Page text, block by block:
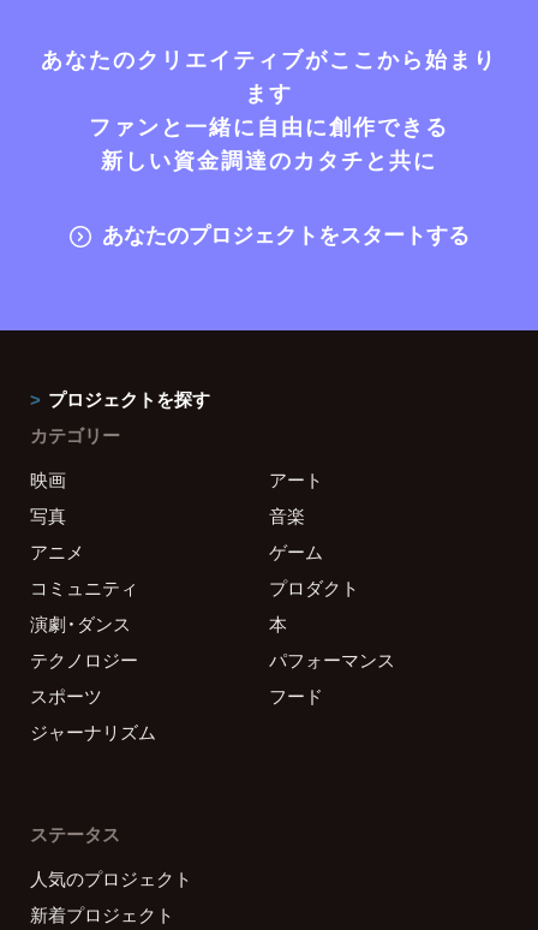
あなたのクリエイティブがここから始まり
ます
ファンと一緒に自由に創作できる
新しい資金調達のカタチと共に
あなたのプロジェクトをスタートする
プロジェクトを探す
カテゴリー
映画
アート
写真
音楽
アニメ
ゲーム
コミュニティ
プロダクト
演劇・ダンス
本
テクノロジー
パフォーマンス
スポーツ
フード
ジャーナリズム
ステータス
人気のプロジェクト
新着プロジェクト